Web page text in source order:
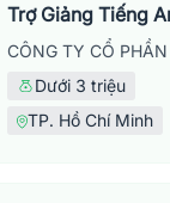
Trợ Giảng Tiếng
Dưới 3 triệu
TP. Hồ Chí Minh